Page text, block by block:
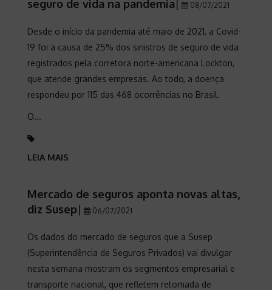
seguro de vida na pandemia| 08/07/2021
Desde o início da pandemia até maio de 2021, a Covid-
19 foi a causa de 25% dos sinistros de seguro de vida
registrados pela corretora norte-americana Lockton,
que atende grandes empresas. Ao todo, a doença
respondeu por 115 das 468 ocorrências no Brasil.
O...
LEIA MAIS
Mercado de seguros aponta novas altas,
diz Susep| 06/07/2021
Os dados do mercado de seguros que a Susep
(Superintendência de Seguros Privados) vai divulgar
nesta semana mostram os segmentos empresarial e
transporte nacional, que refletem retomada de